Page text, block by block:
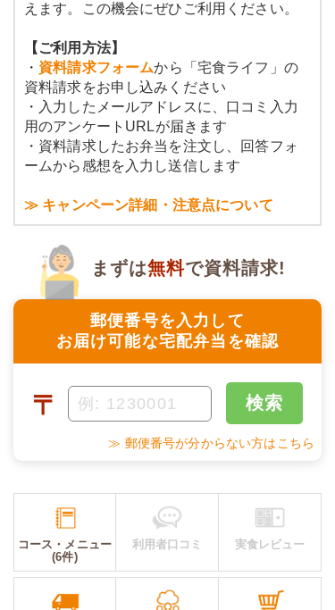
えます。この機会にぜひご利用ください。
【ご利用方法】
・ 資料請求フォームから「宅食ライフ」の
資料請求をお申し込みください
・入力したメールアドレスに、口コミ入力
用のアンケートURLが届きます
・資料請求したお弁当を注文し、回答フォ
ームから感想を入力し送信します
≫ キャンペーン詳細・注意点について
郵便番号を入力して
お届け可能な宅配弁当を確認
まずは無料で資料請求!
〒 検索
≫ 郵便番号が分からない方はこちら
コース・メニュー
(6件)
利用者口コミ 実食レビュー